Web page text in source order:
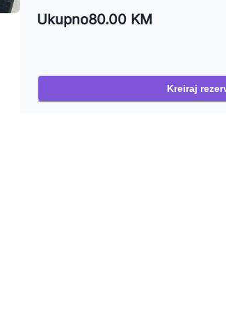
Ukupno80.00 KM
Kreiraj